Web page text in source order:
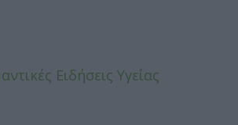
Ειδήσεις Υγείας